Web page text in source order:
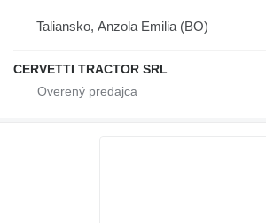
Taliansko, Anzola Emilia (BO)
CERVETTI TRACTOR SRL